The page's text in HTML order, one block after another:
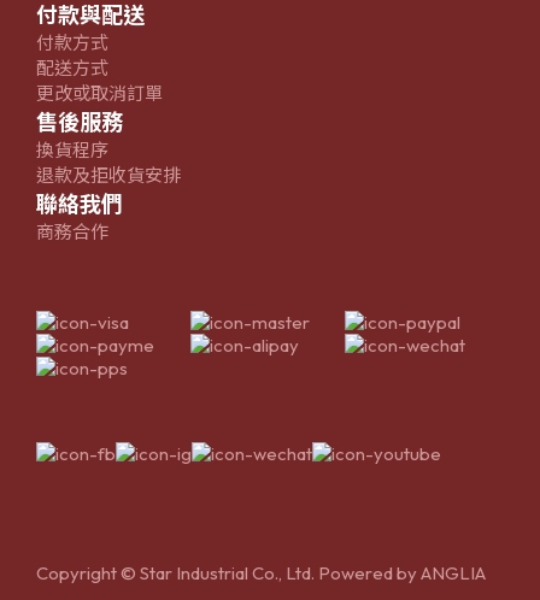
付款與配送
付款方式
配送方式
更改或取消訂單
售後服務
換貨程序
退款及拒收貨安排
聯絡我們
商務合作
Copyright © Star Industrial Co., Ltd. Powered byANGLIA